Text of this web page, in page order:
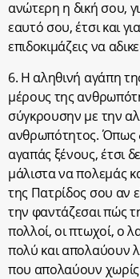
ανώτερη η δική σου,
εαυτό σου, έτσι και
επιδοκιμάζεις να
6. Η αληθινή αγάπη
μέρους της
σύγκρουσην με την
ανθρωπότητος. Όπως
αγαπάς ξένους, έτσι
μάλιστα να πολεμάς
της Πατρίδος σου αν
την φαντάζεσαι πώς
πολλοί, οι πτωχοί, ο
πολύ και απολαύουν
που απολαύουν χωρίς